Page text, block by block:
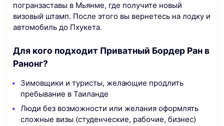
погранзаставы в Мьянме, где получите новый
визовый штамп. После этого вы вернетесь на лодку и
автомобиль до Пхукета.
Для кого подходит Приватный Бордер Ран в
Ранонг?
Зимовщики и туристы, желающие продлить
пребывание в Таиланде
Люди без возможности или желания оформлять
сложные визы (студенческие, рабочие, бизнес)